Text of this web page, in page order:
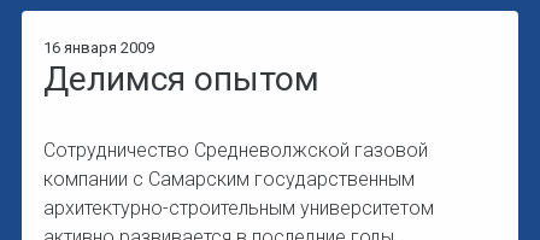
16 января 2009
Делимся опытом
Сотрудничество Средневолжской газовой
компании с Самарским государственным
архитектурно-строительным университетом